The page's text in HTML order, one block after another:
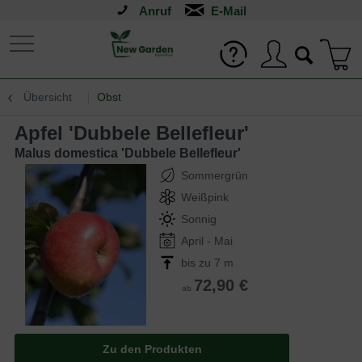
Anruf
Übersicht Obst
Apfel 'Dubbele Bellefleur'
Malus domestica 'Dubbele Bellefleur'
Sommergrün
Weißpink
Sonnig
April - Mai
bis zu 7 m
ab 72,90 €
Zu den Produkten